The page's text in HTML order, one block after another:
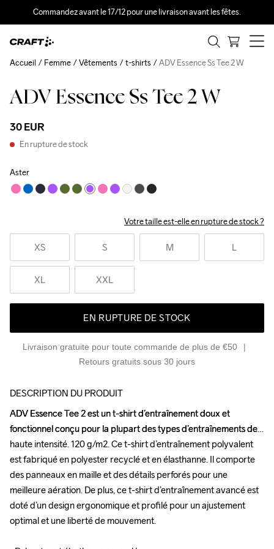
Commandez avant le 17/12 pour une livraison avant les fêtes.
ADV Essence Ss Tee 2 W
30 EUR
En rupture de stock
Aster
Votre taille est-elle en rupture de stock ?
XS S M L
XL XXL
EN RUPTURE DE STOCK
Livraison gratuite pour toute commande de plus de €50
Retours gratuits sous 30 jours
Accueil Femme Vêtements t-shirts ADV Essence Ss Tee 2 W
DESCRIPTION DU PRODUIT
ADV Essence Tee 2 est un t-shirt d’entraînement doux et
fonctionnel conçu pour la plupart des types d’entraînements de
haute intensité. 120 g/m2. Ce t-shirt d’entraînement polyvalent
est fabriqué en polyester recyclé et en élasthanne. Il comporte
des panneaux en maille et des détails perforés pour une
meilleure aération. De plus, ce t-shirt d’entraînement avancé est
doté d’un design ergonomique et profilé pour un ajustement
optimal et une liberté de mouvement.
ADV Essence Tee 2 est un t-shirt d’entraînement doux et
fonctionnel conçu pour la plupart des types d’entraînements de
haute intensité. 120 g/m2. Ce t-shirt d’entraînement polyvalent
est fabriqué en polyester recyclé et en élasthanne. Il comporte
des panneaux en maille et des détails perforés pour une
meilleure aération. De plus, ce t-shirt d’entraînement avancé est
doté d’un design ergonomique et profilé pour un ajustement
optimal et une liberté de mouvement.